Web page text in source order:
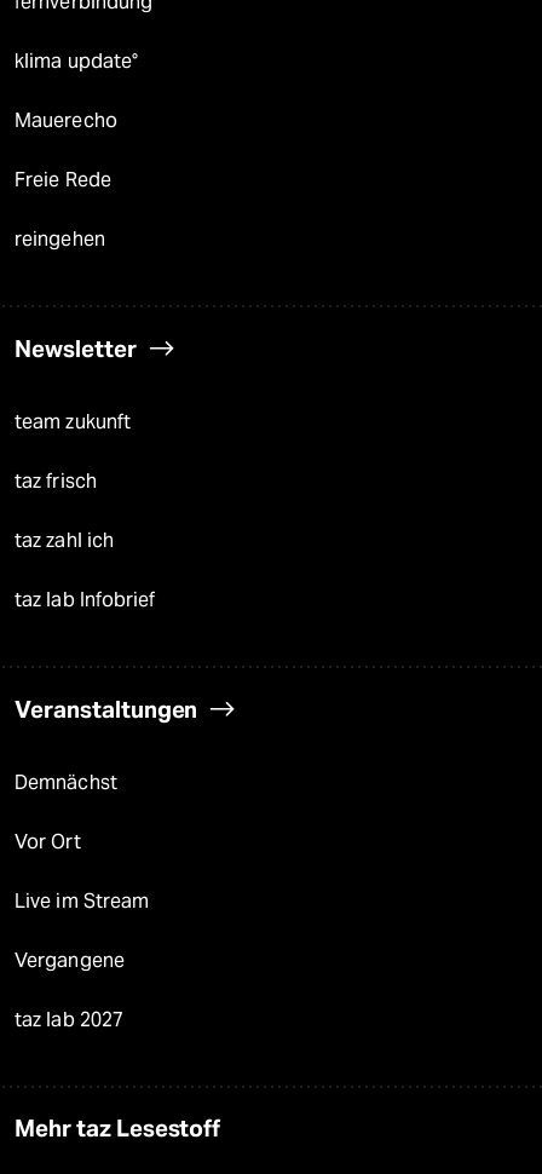
klima update°
Mauerecho
Freie Rede
reingehen
Newsletter
team zukunft
taz frisch
taz zahl ich
taz lab Infobrief
Veranstaltungen
Demnächst
Vor Ort
Live im Stream
Vergangene
taz lab 2027
Mehr taz Lesestoff